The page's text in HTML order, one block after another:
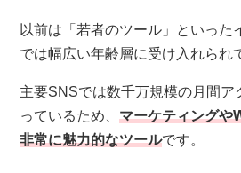
以前は「若者のツール」といった
では幅広い年齢層に受け入れられ
主要SNSでは数千万規模の月間ア
っているため、マーケティングや
非常に魅力的なツールです。